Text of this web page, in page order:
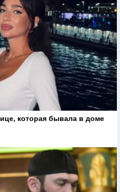
которая бывала в доме